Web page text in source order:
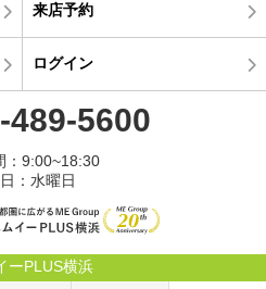
来店予約
ログイン
489-5600
：9:00~18:30
：水曜日
ーPLUS横浜